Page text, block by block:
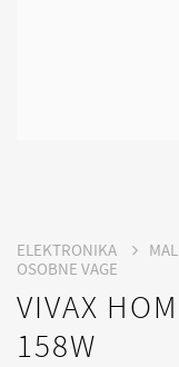
ELEKTRONIKA
OSOBNE VAGE
VIVAX
158W